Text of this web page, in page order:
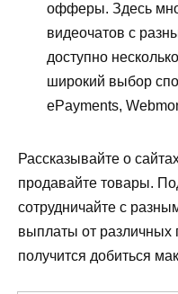
офферы. Здесь
видеочатов с
доступно
широкий выбор
ePayments,
Рассказывайте о
продавайте товары.
сотрудничайте с
выплаты от различных
получится добиться